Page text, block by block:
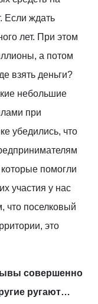
Если ждать
лет. При этом
а потом
взять деньги?
небольшие
при
убедились, что
помогли
участия у нас
что поселковый
это
совершенно
ругают…